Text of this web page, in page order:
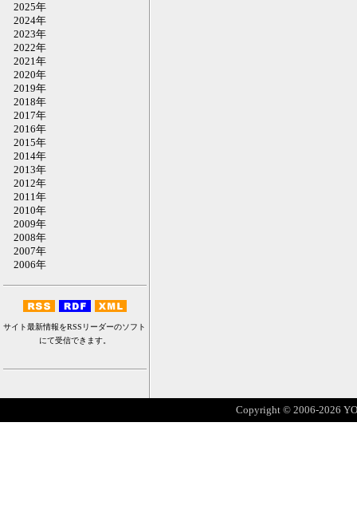
2025年
2024年
2023年
2022年
2021年
2020年
2019年
2018年
2017年
2016年
2015年
2014年
2013年
2012年
2011年
2010年
2009年
2008年
2007年
2006年
サイト最新情報をRSSリーダーのソフト
にて受信できます。
Copyright © 2006-2026